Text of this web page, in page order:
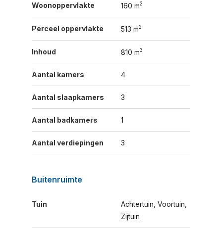
Woonoppervlakte 160 m2
Perceel oppervlakte 513 m2
Inhoud 810 m3
Aantal kamers 4
Aantal slaapkamers 3
Aantal badkamers 1
Aantal verdiepingen 3
Buitenruimte
Tuin
Achtertuin, Voortuin,
Zijtuin